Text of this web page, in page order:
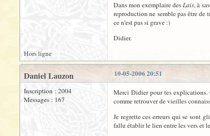
Dans mon exemplaire desLais, à
reproduction ne semble pas être
ce n'est pas si grave :)
Didier.
Hors ligne
10-05-2006 20:51
Daniel Lauzon
Inscription : 2004
Messages : 167
Merci Didier pour tes explications.
comme retrouver de vieilles
Je regrette ces erreurs qui se sont
fallu établir le lien entre les vers et